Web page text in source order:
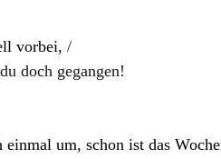
vorbei, /
doch gegangen!
um, schon ist das